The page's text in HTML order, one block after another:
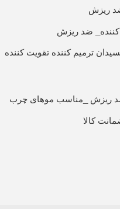
ضد ریزش
کننده_ ضد ریزش
ترمیم کننده تقویت کننده
ریزش _مناسب موهای چرب
کالا